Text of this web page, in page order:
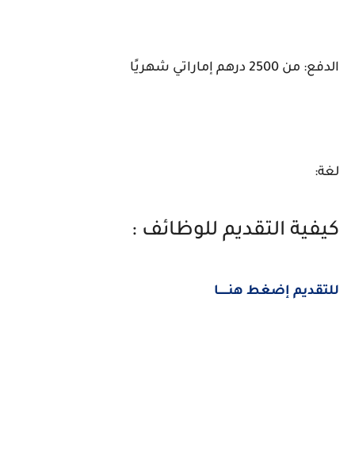
الدفع: من 2500 درهم إماراتي شهريًا
لغة:
كيفية التقديم للوظائف :
للتقديم إضغط هنــــــا